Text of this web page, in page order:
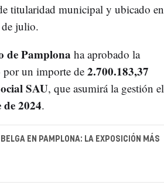
titularidad municipal y ubicado en
julio.
de Pamplona ha aprobado la
por un importe de2.700.183,37
SAU, que asumirá la gestión el
2024.
EN PAMPLONA: LA EXPOSICIÓN MÁS